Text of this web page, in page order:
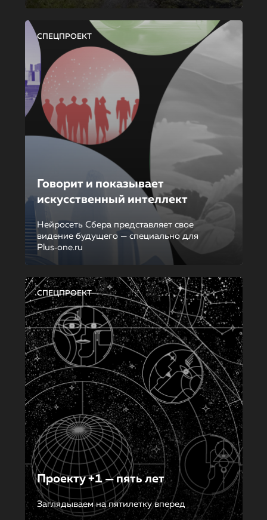
СПЕЦПРОЕКТ
Говорит и показывает
искусственный интеллект
Нейросеть Сбера представляет свое
видение будущего — специально для
Plus‑one.ru
СПЕЦПРОЕКТ
Проекту +1 — пять лет
Заглядываем на пятилетку вперед